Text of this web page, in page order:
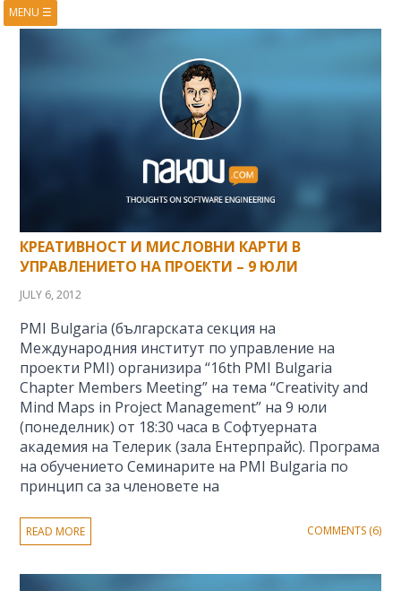
MENU ☰
КРЕАТИВНОСТ И МИСЛОВНИ КАРТИ В
УПРАВЛЕНИЕТО НА ПРОЕКТИ – 9 ЮЛИ
JULY 6, 2012
PMI Bulgaria (българската секция на
Международния институт по управление на
проекти PMI) организира “16th PMI Bulgaria
Chapter Members Meeting” на тема “Creativity and
Mind Maps in Project Management” на 9 юли
(понеделник) от 18:30 часа в Софтуерната
академия на Телерик (зала Ентерпрайс). Програма
на обучението Семинарите на PMI Bulgaria по
принцип са за членовете на
READ MORE COMMENTS (6)